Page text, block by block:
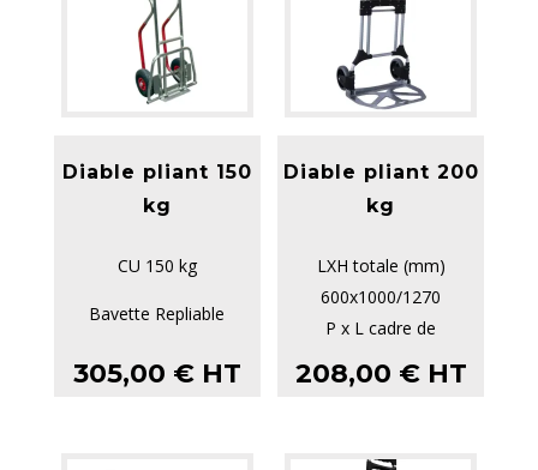
Diable pliant 150
kg
CU 150 kg
Bavette Repliable
Dimensions bavettes
530 x 375 mm
305,00 € HT
Diable pliant 200
kg
LXH totale (mm)
600x1000/1270
P x L cadre de
support/cadre pliant
(mm) 400
208,00 € HT